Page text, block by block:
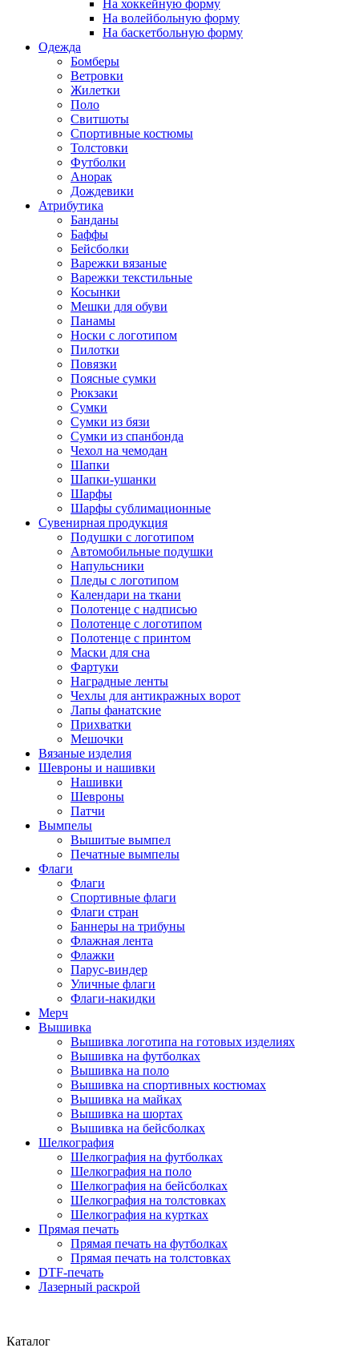
На хоккейную форму
На волейбольную форму
На баскетбольную форму
Одежда
Бомберы
Ветровки
Жилетки
Поло
Свитшоты
Спортивные костюмы
Толстовки
Футболки
Анорак
Дождевики
Атрибутика
Банданы
Баффы
Бейсболки
Варежки вязаные
Варежки текстильные
Косынки
Мешки для обуви
Панамы
Носки с логотипом
Пилотки
Повязки
Поясные сумки
Рюкзаки
Сумки
Сумки из бязи
Сумки из спанбонда
Чехол на чемодан
Шапки
Шапки-ушанки
Шарфы
Шарфы сублимационные
Сувенирная продукция
Подушки с логотипом
Автомобильные подушки
Напульсники
Пледы с логотипом
Календари на ткани
Полотенце с надписью
Полотенце с логотипом
Полотенце с принтом
Маски для сна
Фартуки
Наградные ленты
Чехлы для антикражных ворот
Лапы фанатские
Прихватки
Мешочки
Вязаные изделия
Шевроны и нашивки
Нашивки
Шевроны
Патчи
Вымпелы
Вышитые вымпел
Печатные вымпелы
Флаги
Флаги
Спортивные флаги
Флаги стран
Баннеры на трибуны
Флажная лента
Флажки
Парус-виндер
Уличные флаги
Флаги-накидки
Мерч
Вышивка
Вышивка логотипа на готовых изделиях
Вышивка на футболках
Вышивка на поло
Вышивка на спортивных костюмах
Вышивка на майках
Вышивка на шортах
Вышивка на бейсболках
Шелкография
Шелкография на футболках
Шелкография на поло
Шелкография на бейсболках
Шелкография на толстовках
Шелкография на куртках
Прямая печать
Прямая печать на футболках
Прямая печать на толстовках
DTF-печать
Лазерный раскрой
Каталог